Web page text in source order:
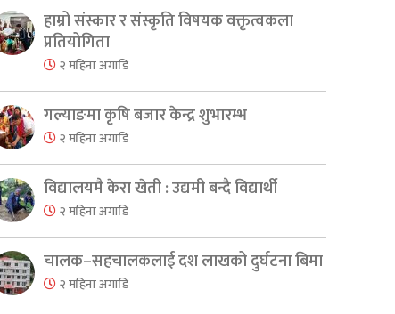
हाम्रो संस्कार र संस्कृति विषयक वक्तृत्वकला
प्रतियोगिता
२ महिना अगाडि
गल्याङमा कृषि बजार केन्द्र शुभारम्भ
२ महिना अगाडि
विद्यालयमै केरा खेती : उद्यमी बन्दै विद्यार्थी
२ महिना अगाडि
चालक–सहचालकलाई दश लाखको दुर्घटना बिमा
२ महिना अगाडि